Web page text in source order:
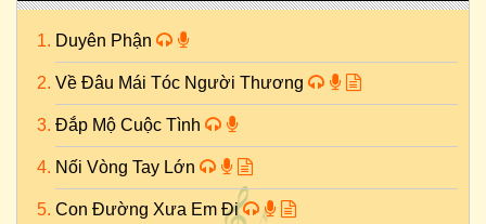
Duyên Phận
Về Đâu Mái Tóc Người Thương
Đắp Mộ Cuộc Tình
Nối Vòng Tay Lớn
Con Đường Xưa Em Đi